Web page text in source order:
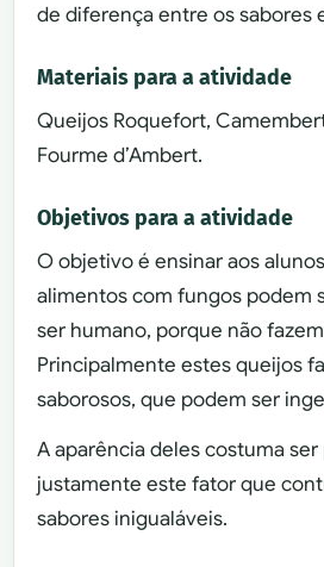
de diferença entre os sabores
Materiais para a atividade
Queijos Roquefort,
Fourme d’Ambert.
Objetivos para a atividade
O objetivo é ensinar aos
alimentos com fungos podem
ser humano, porque não
Principalmente estes queijos
saborosos, que podem ser
A aparência deles costuma ser
justamente este fator que
sabores inigualáveis.